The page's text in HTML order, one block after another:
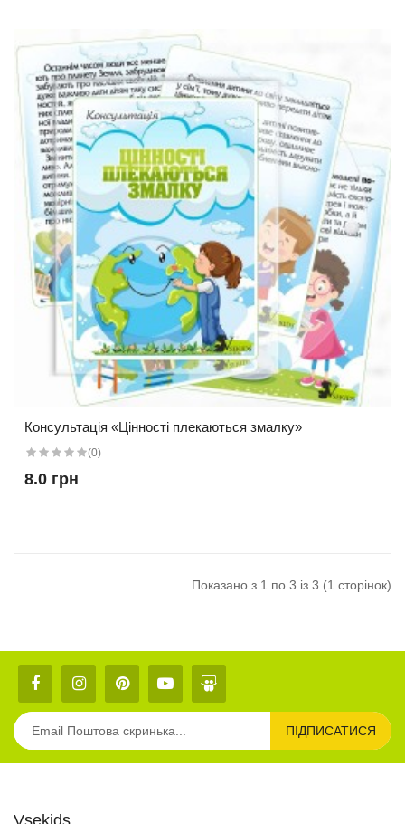
Консультація «Цінності плекаються змалку»
(0)
8.0 грн
Показано з 1 по 3 із 3 (1 сторінок)
ПІДПИСАТИСЯ
Vsekids